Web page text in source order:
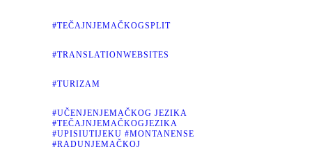
#TEČAJNJEMAČKOGSPLIT
#TRANSLATIONWEBSITES
#TURIZAM
#UČENJENJEMAČKOG JEZIKA
#TEČAJNJEMAČKOGJEZIKA
#UPISIUTIJEKU #MONTANENSE
#RADUNJEMAČKOJ